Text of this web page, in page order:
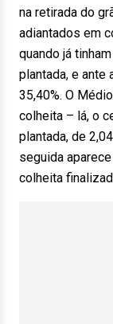
na retirada do
adiantados em
quando já
plantada, e ante
35,40%. O
colheita – lá, o
plantada, de
seguida
colheita